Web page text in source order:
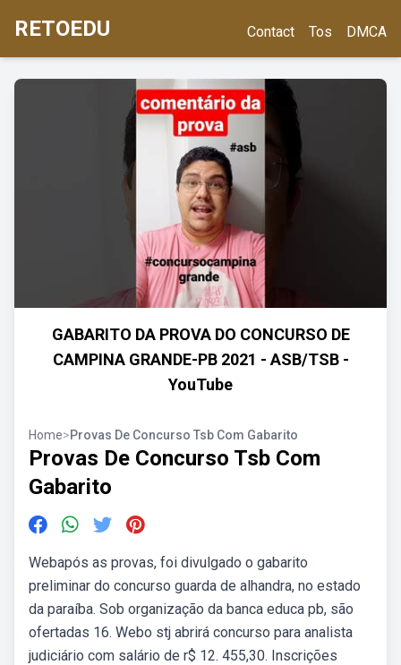
RETOEDU Contact Tos DMCA
GABARITO DA PROVA DO CONCURSO DE
CAMPINA GRANDE-PB 2021 - ASB/TSB -
YouTube
Home>Provas De Concurso Tsb Com Gabarito
Provas De Concurso Tsb Com
Gabarito
Webapós as provas, foi divulgado o gabarito
preliminar do concurso guarda de alhandra, no estado
da paraíba. Sob organização da banca educa pb, são
ofertadas 16. Webo stj abrirá concurso para analista
judiciário com salário de r$ 12. 455,30. Inscrições